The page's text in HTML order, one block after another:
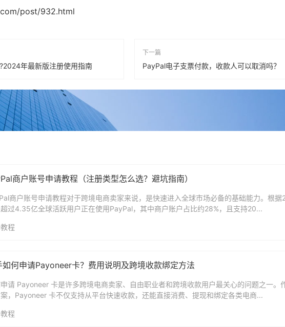
post/932.html
年最新版注册使用指南
下一篇
PayPal电子支票付款，收款人可以取消吗？
商户账号申请教程（注册类型怎么选？避坑指南）
商户账号申请教程对于跨境电商卖家来说，是快速进入全球市场必备的基础能力。根
过4.35亿全球活跃用户正在使用PayPal，其中商户账户占比约28%，且支持20...
程
如何申请Payoneer卡？费用说明及跨境收款绑定方法
请 Payoneer 卡是许多跨境电商卖家、自由职业者和跨境收款用户最关心的问题之一。
，Payoneer 卡不仅支持从平台快速收款，还能直接消费、提现和绑定各类电商...
程